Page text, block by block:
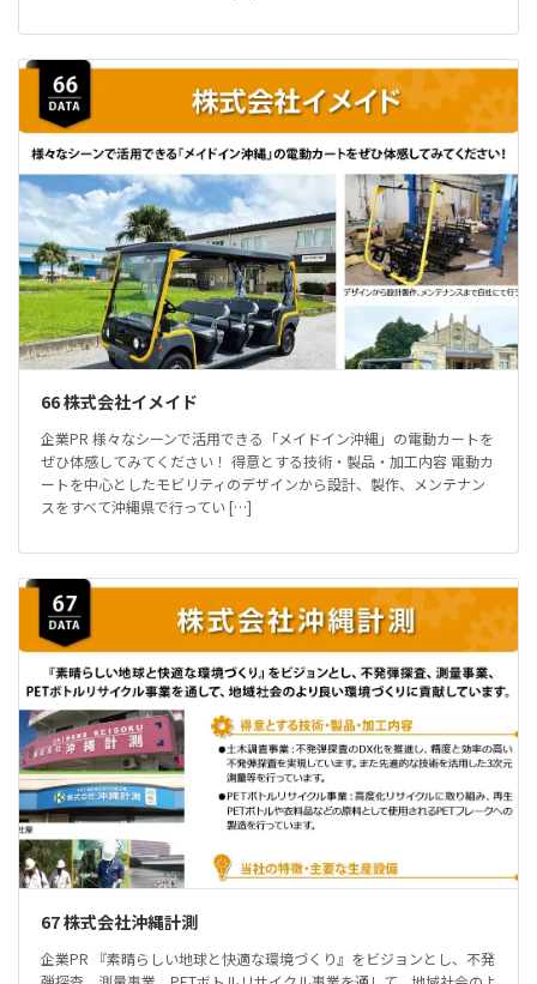
66 株式会社イメイド
企業PR 様々なシーンで活用できる「メイドイン沖縄」の電動カートを
ぜひ体感してみてください！ 得意とする技術・製品・加工内容 電動カ
ートを中心としたモビリティのデザインから設計、製作、メンテナン
スをすべて沖縄県で行ってい […]
67 株式会社沖縄計測
企業PR 『素晴らしい地球と快適な環境づくり』をビジョンとし、不発